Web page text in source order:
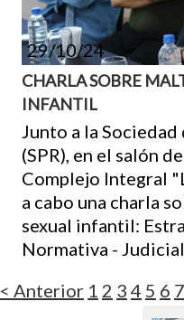
29/10/24
CHARLA SOBRE
INFANTIL
Junto a la
(SPR), en el salón
Complejo Integral
a cabo una charla
sexual infantil:
Normativa -
< Anterior 1 2 3 4 5 6 7